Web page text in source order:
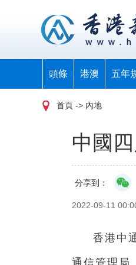
頭條 港澳 五年
首頁 -> 內地
中國
分享到：
2022-09-11
香港中
通信管理局